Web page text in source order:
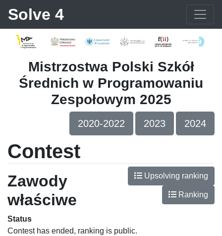
Solve 4
Mistrzostwa Polski Szkół
Średnich w Programowaniu
Zespołowym 2025
2020-2022 2023 2024
Contest
Zawody
właściwe
Upsolving ranking
Ranking
Status
Contest has ended, ranking is public.